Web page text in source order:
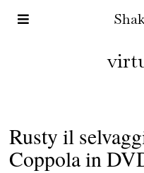
Rusty il
Coppola in